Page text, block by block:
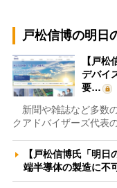
戸松信博の明日
【戸
デバイ
要…
新聞や雑誌など多数
クアドバイザーズ代表
【戸松信博氏「明
端半導体の製造に不